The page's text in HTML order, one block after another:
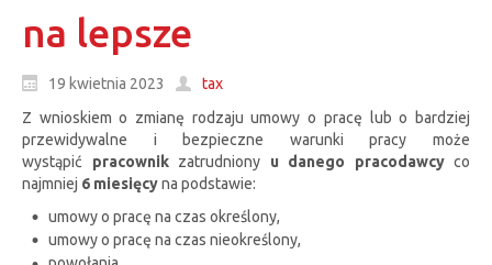
na lepsze
19 kwietnia 2023
tax
Z wnioskiem o zmianę rodzaju umowy o pracę lub o bardziej
przewidywalne i bezpieczne warunki pracy może
wystąpić pracownikzatrudniony u danego pracodawcyco
najmniej 6 miesięcyna podstawie:
umowy o pracę na czas określony,
umowy o pracę na czas nieokreślony,